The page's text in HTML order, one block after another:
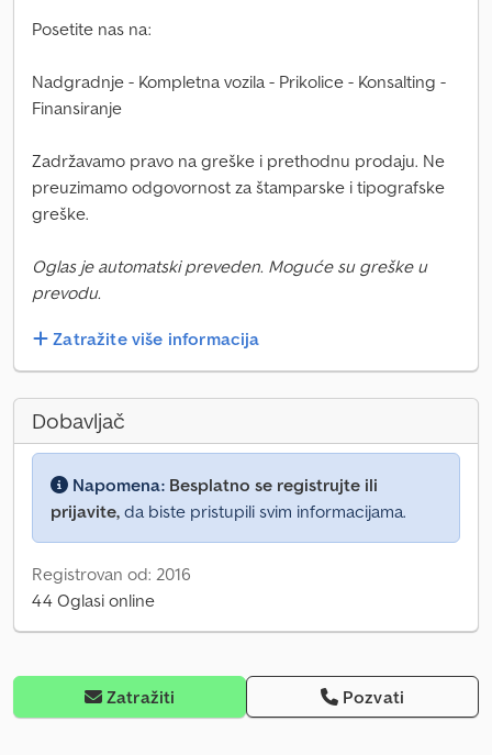
Posetite nas na:
Nadgradnje - Kompletna vozila - Prikolice - Konsalting -
Finansiranje
Zadržavamo pravo na greške i prethodnu prodaju. Ne
preuzimamo odgovornost za štamparske i tipografske
greške.
Oglas je automatski preveden. Moguće su greške u
prevodu.
Zatražite više informacija
Dobavljač
Napomena: Besplatno se registrujte ili
prijavite, da biste pristupili svim informacijama.
Registrovan od: 2016
44 Oglasi online
Zatražiti Pozvati